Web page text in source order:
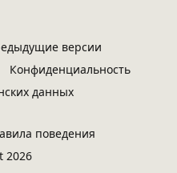
версии
Конфиденциальность
данных
поведения
2026